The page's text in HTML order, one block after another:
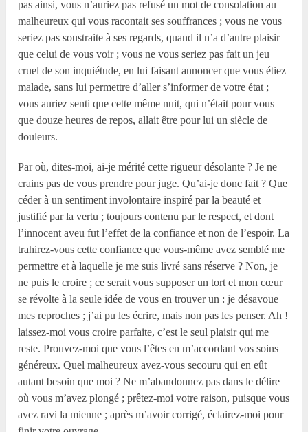
pas ainsi, vous n’auriez pas refusé un mot de consolation au
malheureux qui vous racontait ses souffrances ; vous ne vous
seriez pas soustraite à ses regards, quand il n’a d’autre plaisir
que celui de vous voir ; vous ne vous seriez pas fait un jeu
cruel de son inquiétude, en lui faisant annoncer que vous étiez
malade, sans lui permettre d’aller s’informer de votre état ;
vous auriez senti que cette même nuit, qui n’était pour vous
que douze heures de repos, allait être pour lui un siècle de
douleurs.
Par où, dites-moi, ai-je mérité cette rigueur désolante ? Je ne
crains pas de vous prendre pour juge. Qu’ai-je donc fait ? Que
céder à un sentiment involontaire inspiré par la beauté et
justifié par la vertu ; toujours contenu par le respect, et dont
l’innocent aveu fut l’effet de la confiance et non de l’espoir. La
trahirez-vous cette confiance que vous-même avez semblé me
permettre et à laquelle je me suis livré sans réserve ? Non, je
ne puis le croire ; ce serait vous supposer un tort et mon cœur
se révolte à la seule idée de vous en trouver un : je désavoue
mes reproches ; j’ai pu les écrire, mais non pas les penser. Ah !
laissez-moi vous croire parfaite, c’est le seul plaisir qui me
reste. Prouvez-moi que vous l’êtes en m’accordant vos soins
généreux. Quel malheureux avez-vous secouru qui en eût
autant besoin que moi ? Ne m’abandonnez pas dans le délire
où vous m’avez plongé ; prêtez-moi votre raison, puisque vous
avez ravi la mienne ; après m’avoir corrigé, éclairez-moi pour